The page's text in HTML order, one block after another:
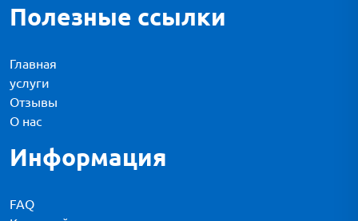
Полезные ссылки
Главная
услуги
Отзывы
О нас
Информация
FAQ